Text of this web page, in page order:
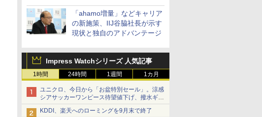
「ahamo増量」などキャリア
の新施策、IIJ谷脇社長が示す
現状と独自のアドバンテージ
Impress Watchシリーズ 人気記事
1時間 24時間 1週間 1カ月
ユニクロ、今日から「お盆特別セール」。涼感
シアサッカーワンピース待望値下げ、撥水ギア
ショーツは1990円に
KDDI、楽天へのローミングを9月末で終了